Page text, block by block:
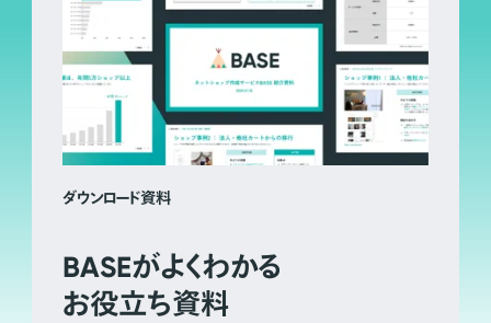
ダウンロード資料
BASEがよくわかる
お役立ち資料